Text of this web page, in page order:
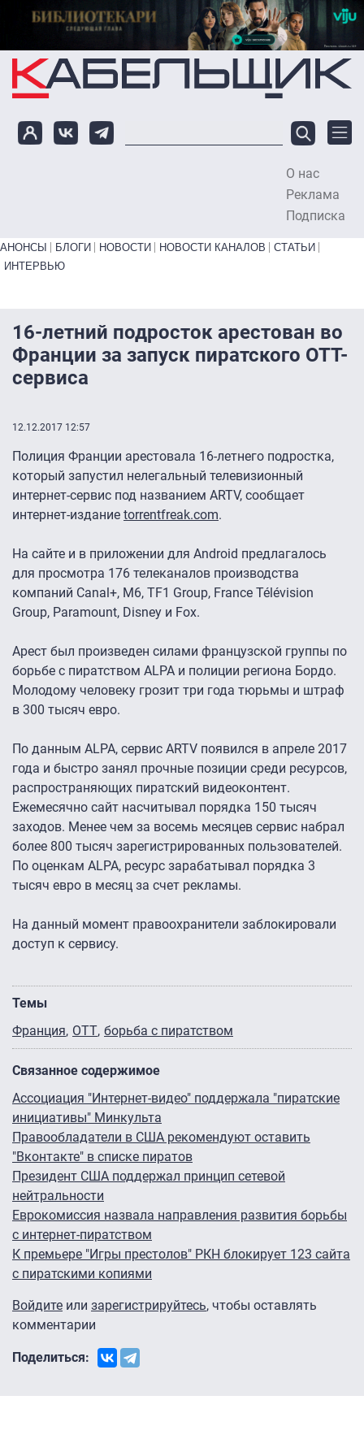
Перейти к основному содержанию
О нас
Реклама
Подписка
Primary links bottom
АНОНСЫ БЛОГИ НОВОСТИ НОВОСТИ КАНАЛОВ
СТАТЬИ
ИНТЕРВЬЮ
16-летний подросток арестован во
Франции за запуск пиратского OTT-
сервиса
12.12.2017 12:57
Полиция Франции арестовала 16-летнего подростка,
который запустил нелегальный телевизионный
интернет-сервис под названием ARTV, сообщает
интернет-издание torrentfreak.com.
На сайте и в приложении для Android предлагалось
для просмотра 176 телеканалов производства
компаний Canal+, M6, TF1 Group, France Télévision
Group, Paramount, Disney и Fox.
Арест был произведен силами французской группы по
борьбе с пиратством ALPA и полиции региона Бордо.
Молодому человеку грозит три года тюрьмы и штраф
в 300 тысяч евро.
По данным ALPA, сервис ARTV появился в апреле 2017
года и быстро занял прочные позиции среди ресурсов,
распространяющих пиратский видеоконтент.
Ежемесячно сайт насчитывал порядка 150 тысяч
заходов. Менее чем за восемь месяцев сервис набрал
более 800 тысяч зарегистрированных пользователей.
По оценкам ALPA, ресурс зарабатывал порядка 3
тысяч евро в месяц за счет рекламы.
На данный момент правоохранители заблокировали
доступ к сервису.
Темы
Франция OTT борьба с пиратством
Связанное содержимое
Ассоциация "Интернет-видео" поддержала "пиратские
инициативы" Минкульта
Правообладатели в США рекомендуют оставить
"Вконтакте" в списке пиратов
Президент США поддержал принцип сетевой
нейтральности
Еврокомиссия назвала направления развития борьбы
с интернет-пиратством
К премьере "Игры престолов" РКН блокирует 123 сайта
с пиратскими копиями
Войдите или зарегистрируйтесь, чтобы оставлять
комментарии
Поделиться: